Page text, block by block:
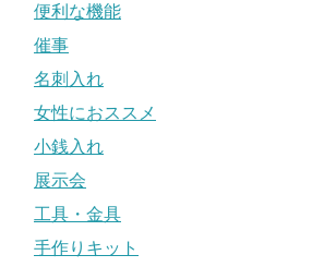
便利な機能
催事
名刺入れ
女性におススメ
小銭入れ
展示会
工具・金具
手作りキット